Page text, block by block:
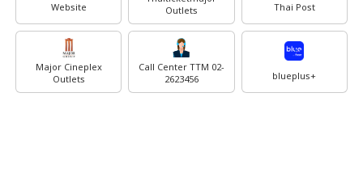
Website
Outlets
Thai Post
Major Cineplex
Outlets
Call Center TTM 02-
2623456
blueplus+